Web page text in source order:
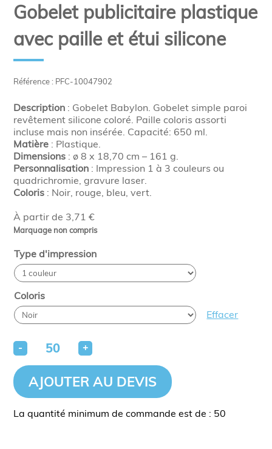
Référence : PFC-10047902
À partir de 3,71 €
Marquage non compris
Gobelet publicitaire plastique
avec paille et étui silicone
Description : Gobelet Babylon. Gobelet simple paroi
revêtement silicone coloré. Paille coloris assorti
incluse mais non insérée. Capacité: 650 ml.
Matière : Plastique.
Dimensions : ø 8 x 18,70 cm – 161 g.
Personnalisation : Impression 1 à 3 couleurs ou
quadrichromie, gravure laser.
Coloris : Noir, rouge, bleu, vert.
Type d'impression
Coloris
Effacer
- +
AJOUTER AU DEVIS
La quantité minimum de commande est de : 50